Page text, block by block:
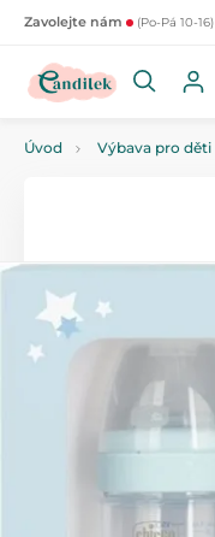
Zavolejte nám (Po-Pá 10-16)
Úvod Výbava pro děti